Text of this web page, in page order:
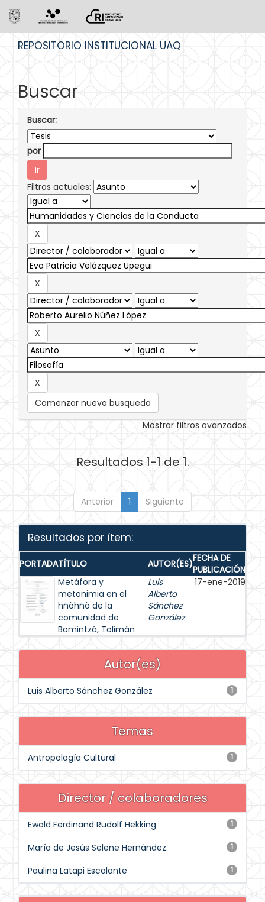
REPOSITORIO INSTITUCIONAL UAQ
Buscar
Buscar:
por
Filtros actuales:
Comenzar nueva busqueda
Mostrar filtros avanzados
Resultados 1-1 de 1.
Anterior 1 Siguiente
Resultados por ítem:
PORTADATÍTULO AUTOR(ES)FECHA DE
PUBLICACIÓN
Metáfora y
metonimia en el
hñöhñö de la
comunidad de
Bomintzá, Tolimán
Luis
Alberto
Sánchez
González
17-ene-2019
Autor(es)
1
Luis Alberto Sánchez González
Temas
1
Antropología Cultural
Director / colaboradores
1
Ewald Ferdinand Rudolf Hekking
1
María de Jesús Selene Hernández.
1
Paulina Latapi Escalante